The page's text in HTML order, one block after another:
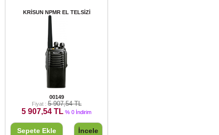
KRİSUN NPMR EL TELSİZİ
00149
Fiyat : 5 907,54 TL
5 907,54 TL % 0 İndirim
Sepete Ekle İncele